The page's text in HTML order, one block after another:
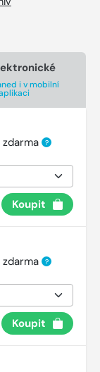
i v mobilní
?
Koupit
?
Koupit